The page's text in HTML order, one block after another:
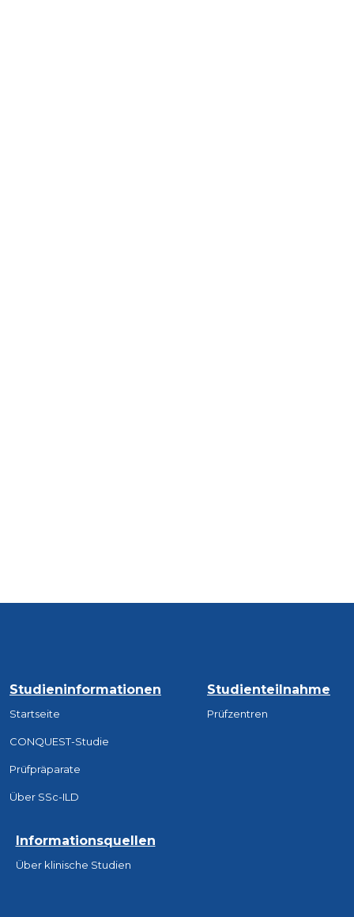
Studieninformationen
Startseite
CONQUEST-Studie
Prüfpräparate
Über SSc-ILD
Studienteilnahme
Prüfzentren
Informationsquellen
Über klinische Studien